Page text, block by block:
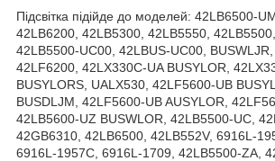
Підсвітка підійде до моделей: 42LB6500-
42LB6200, 42LB5300, 42LB5550,
42LB5500-UC00, 42LBUS-UC00, BUSWLJR,
42LF6200, 42LX330C-UA BUSYLOR,
BUSYLORS, UALX530, 42LF5600-UB
BUSDLJM, 42LF5600-UB AUSYLOR,
42LB5600-UZ BUSWLOR, 42LB5500-UC,
42GB6310, 42LB6500, 42LB552V, 6916L-
6916L-1957C, 6916L-1709, 42LB5500-ZA,